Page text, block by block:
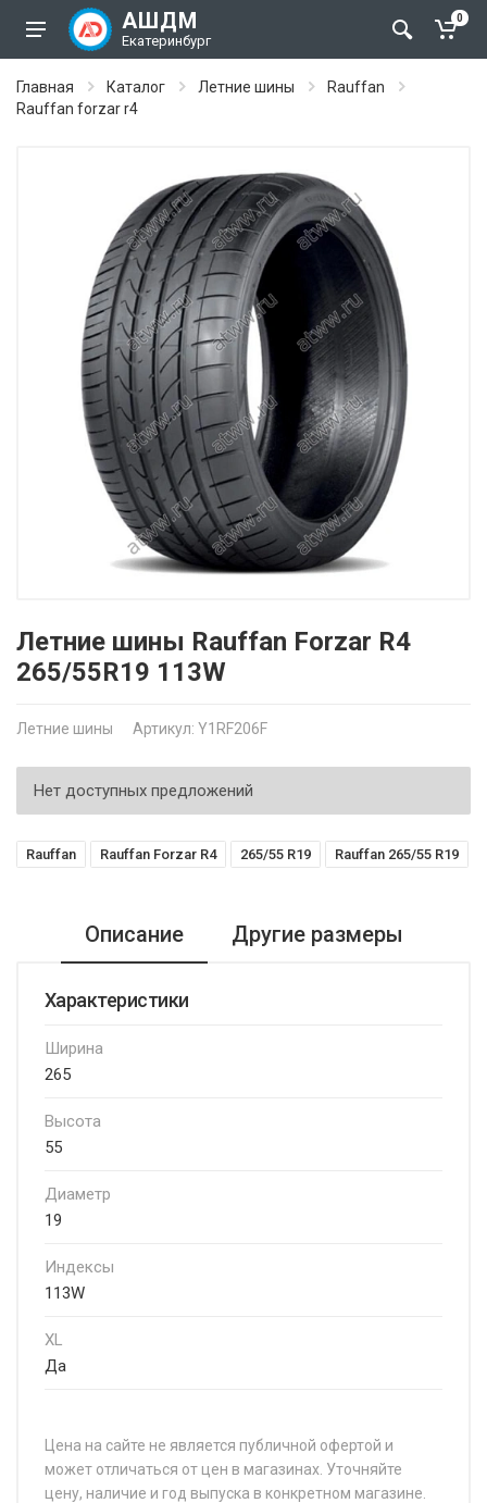
АШДМ
Екатеринбург
0
Главная Каталог Летние шины
Rauffan
Rauffan forzar r4
Летние шины Rauffan Forzar R4
265/55R19 113W
Летние шины Артикул: Y1RF206F
Нет доступных предложений
Rauffan Rauffan Forzar R4 265/55 R19 Rauffan 265/55 R19
Описание Другие размеры
Характеристики
Ширина
265
Высота
55
Диаметр
19
Индексы
113W
XL
Да
Цена на сайте не является публичной офертой и
может отличаться от цен в магазинах. Уточняйте
цену, наличие и год выпуска в конкретном магазине.